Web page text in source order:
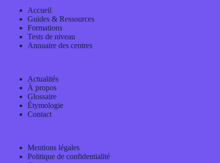
Accueil
Guides & Ressources
Formations
Tests de niveau
Annuaire des centres
Actualités
À propos
Glossaire
Étymologie
Contact
Mentions légales
Politique de confidentialité